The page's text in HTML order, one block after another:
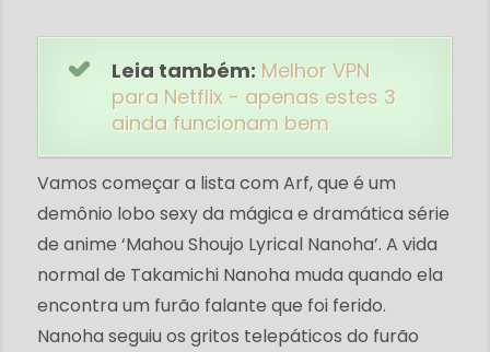
Leia também: Melhor VPN
para Netflix - apenas estes 3
ainda funcionam bem
Vamos começar a lista com Arf, que é um
demônio lobo sexy da mágica e dramática série
de anime ‘Mahou Shoujo Lyrical Nanoha’. A vida
normal de Takamichi Nanoha muda quando ela
encontra um furão falante que foi ferido.
Nanoha seguiu os gritos telepáticos do furão